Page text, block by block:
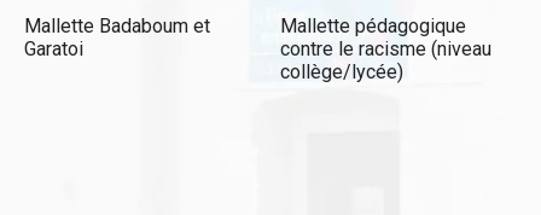
Mallette Badaboum et
Garatoi
Mallette pédagogique
contre le racisme (niveau
collège/lycée)